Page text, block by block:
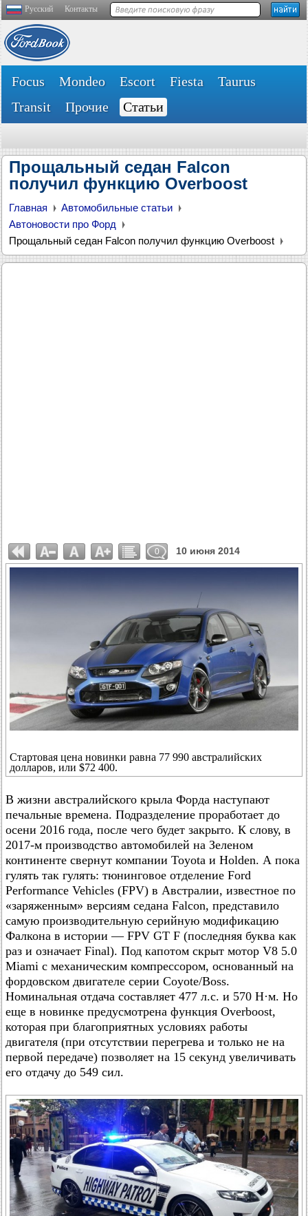
Русский Контакты
Focus Mondeo Escort Fiesta
Taurus
Transit
Прочие Статьи
Прощальный седан Falcon
получил функцию Overboost
Главная
Автомобильные статьи
Автоновости про Форд
Прощальный седан Falcon получил функцию Overboost
0 10 июня 2014
Стартовая цена новинки равна 77 990 австралийских
долларов, или $72 400.
В жизни австралийского крыла Форда наступают
печальные времена. Подразделение проработает до
осени 2016 года, после чего будет закрыто. К слову, в
2017-м производство автомобилей на Зеленом
континенте свернут компании Toyota и Holden. А пока
гулять так гулять: тюнинговое отделение Ford
Performance Vehicles (FPV) в Австралии, известное по
«заряженным» версиям седана Falcon, представило
самую производительную серийную модификацию
Фалкона в истории — FPV GT F (последняя буква как
раз и означает Final). Под капотом скрыт мотор V8 5.0
Miami с механическим компрессором, основанный на
фордовском двигателе серии Coyote/Boss.
Номинальная отдача составляет 477 л.с. и 570 Н·м. Но
еще в новинке предусмотрена функция Overboost,
которая при благоприятных условиях работы
двигателя (при отсутствии перегрева и только не на
первой передаче) позволяет на 15 секунд увеличивать
его отдачу до 549 сил.